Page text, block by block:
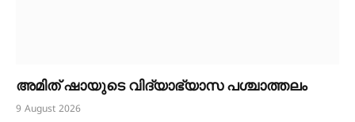
അമിത് ഷായുടെ വിദ്യാഭ്യാസ പശ്ചാത്തലം
9 August 2026